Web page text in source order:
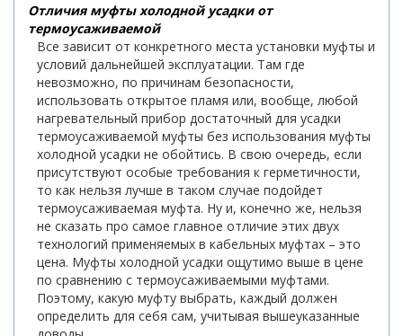
Отличия муфты холодной усадки от
термоусаживаемой
Все зависит от конкретного места установки муфты и
условий дальнейшей эксплуатации. Там где
невозможно, по причинам безопасности,
использовать открытое пламя или, вообще, любой
нагревательный прибор достаточный для усадки
термоусаживаемой муфты без использования муфты
холодной усадки не обойтись. В свою очередь, если
присутствуют особые требования к герметичности,
то как нельзя лучше в таком случае подойдет
термоусаживаемая муфта. Ну и, конечно же, нельзя
не сказать про самое главное отличие этих двух
технологий применяемых в кабельных муфтах – это
цена. Муфты холодной усадки ощутимо выше в цене
по сравнению с термоусаживаемыми муфтами.
Поэтому, какую муфту выбрать, каждый должен
определить для себя сам, учитывая вышеуказанные